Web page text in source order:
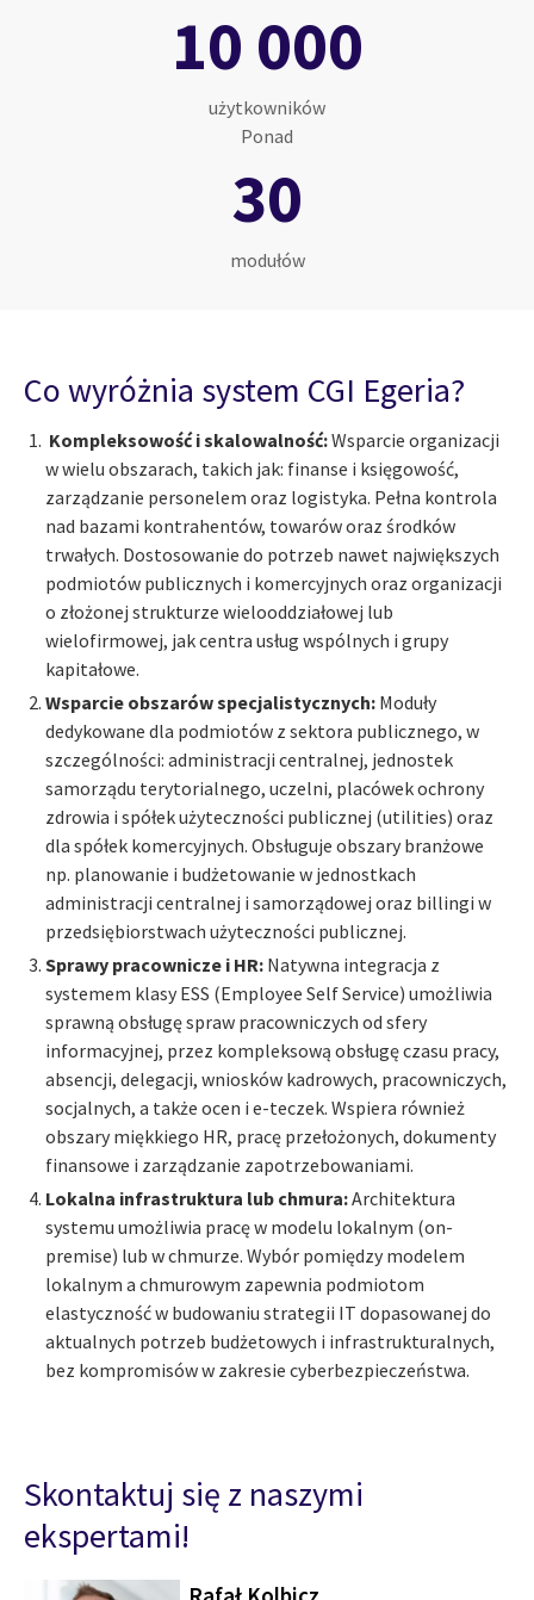
10 000
użytkowników
Ponad
30
modułów
Co wyróżnia system CGI Egeria?
Kompleksowość i skalowalność:Wsparcie organizacji
w wielu obszarach, takich jak: finanse i księgowość,
zarządzanie personelem oraz logistyka. Pełna kontrola
nad bazami kontrahentów, towarów oraz środków
trwałych. Dostosowanie do potrzeb nawet największych
podmiotów publicznych i komercyjnych oraz organizacji
o złożonej strukturze wielooddziałowej lub
wielofirmowej, jak centra usług wspólnych i grupy
kapitałowe.
Wsparcie obszarów specjalistycznych: Moduły
dedykowane dla podmiotów z sektora publicznego, w
szczególności: administracji centralnej, jednostek
samorządu terytorialnego, uczelni, placówek ochrony
zdrowia i spółek użyteczności publicznej (utilities) oraz
dla spółek komercyjnych. Obsługuje obszary branżowe
np. planowanie i budżetowanie w jednostkach
administracji centralnej i samorządowej oraz billingi w
przedsiębiorstwach użyteczności publicznej.
Sprawy pracownicze i HR: Natywna integracja z
systemem klasy ESS (Employee Self Service) umożliwia
sprawną obsługę spraw pracowniczych od sfery
informacyjnej, przez kompleksową obsługę czasu pracy,
absencji, delegacji, wniosków kadrowych, pracowniczych,
socjalnych, a także ocen i e-teczek. Wspiera również
obszary miękkiego HR, pracę przełożonych, dokumenty
finansowe i zarządzanie zapotrzebowaniami.
Lokalna infrastruktura lub chmura:Architektura
systemu umożliwia pracę w modelu lokalnym (on-
premise) lub w chmurze. Wybór pomiędzy modelem
lokalnym a chmurowym zapewnia podmiotom
elastyczność w budowaniu strategii IT dopasowanej do
aktualnych potrzeb budżetowych i infrastrukturalnych,
bez kompromisów w zakresie cyberbezpieczeństwa.
Skontaktuj się z naszymi
ekspertami!